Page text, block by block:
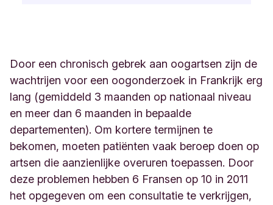
Door een chronisch gebrek aan oogartsen zijn de
wachtrijen voor een oogonderzoek in Frankrijk erg
lang (gemiddeld 3 maanden op nationaal niveau
en meer dan 6 maanden in bepaalde
departementen). Om kortere termijnen te
bekomen, moeten patiënten vaak beroep doen op
artsen die aanzienlijke overuren toepassen. Door
deze problemen hebben 6 Fransen op 10 in 2011
het opgegeven om een consultatie te verkrijgen,